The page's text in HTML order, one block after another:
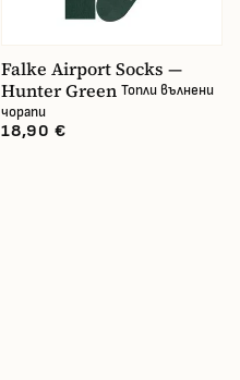
Falke Airport Socks —
Hunter Green Топли вълнени
чорапи
18,90 €